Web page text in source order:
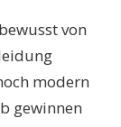
von
modern
gewinnen